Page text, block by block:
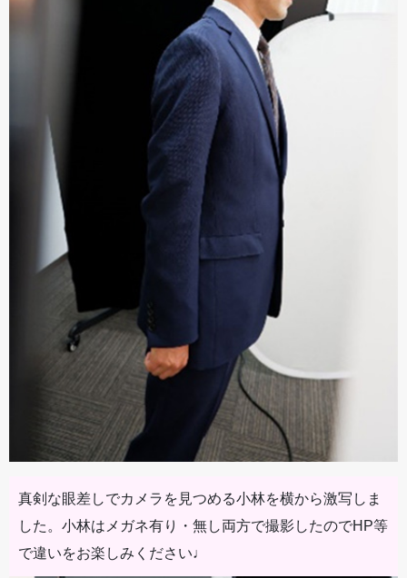
真剣な眼差しでカメラを見つめる小林を横から激写しま
した。小林はメガネ有り・無し両方で撮影したのでHP等
で違いをお楽しみください♩